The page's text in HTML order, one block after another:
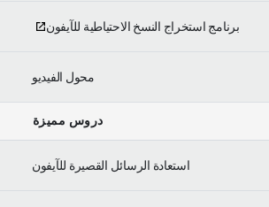
برنامج استخراج النسخ الاحتياطية للآيفون
محول الفيديو
دروس مميزة
استعادة الرسائل القصيرة للآيفون